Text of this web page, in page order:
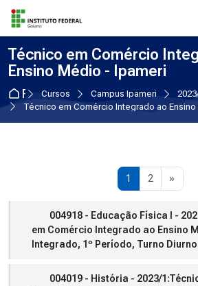
Skip to navigation
Skip to login form
Ir para o conteúdo principal
Skip to accessibility options
Skip to footer
Skip accessibility options
Técnico em Comércio
Ensino Médio - Ipameri
Página inicial
Cursos Campus Ipameri
Técnico em Comércio Integrado ao
1 Página 1
2Página 2
»
004918 - Educação Física I -
em Comércio Integrado ao Ensino
Integrado, 1º Período, Turno
004019 - História - 2023/